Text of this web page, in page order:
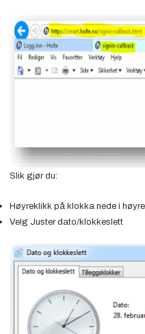
Slik gjør du:
Høyreklikk på klokka nede i
Velg Juster dato/klokkeslett